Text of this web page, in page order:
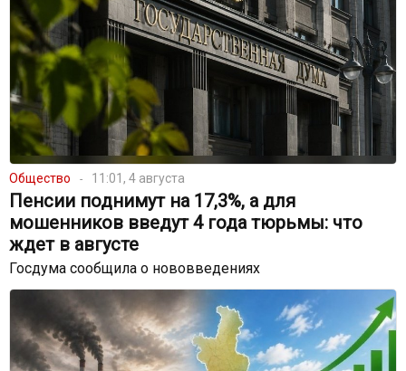
Общество 11:01, 4 августа
Пенсии поднимут на 17,3%, а для
мошенников введут 4 года тюрьмы: что
ждет в августе
Госдума сообщила о нововведениях